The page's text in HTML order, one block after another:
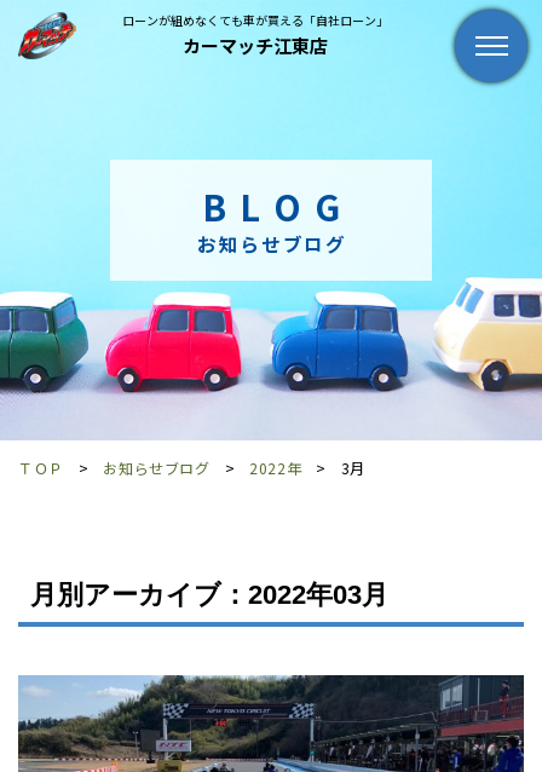
ローンが組めなくても車が買える「自社ローン」
カーマッチ江東店
BLOG
お知らせブログ
ＴＯＰ お知らせブログ 2022年 3月
月別アーカイブ：2022年03月